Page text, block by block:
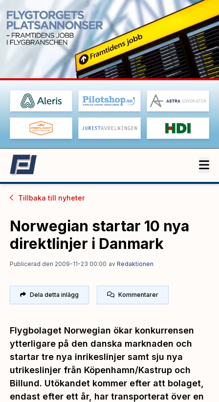
Tillbaka till nyheter
Norwegian startar 10 nya
direktlinjer i Danmark
Publicerad den 2009-11-23 00:00 av Redaktionen
Dela detta inlägg Kommentarer
Flygbolaget Norwegian ökar konkurrensen
ytterligare på den danska marknaden och
startar tre nya inrikeslinjer samt sju nya
utrikeslinjer från Köpenhamn/Kastrup och
Billund. Utökandet kommer efter att bolaget,
endast efter ett år, har transporterat över en